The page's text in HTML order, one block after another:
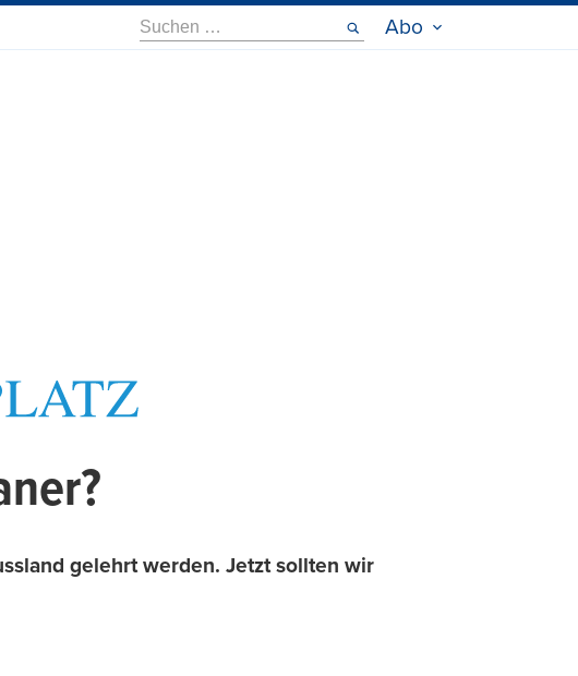
Suche
nach:
Abo
gelehrt werden. Jetzt sollten wir